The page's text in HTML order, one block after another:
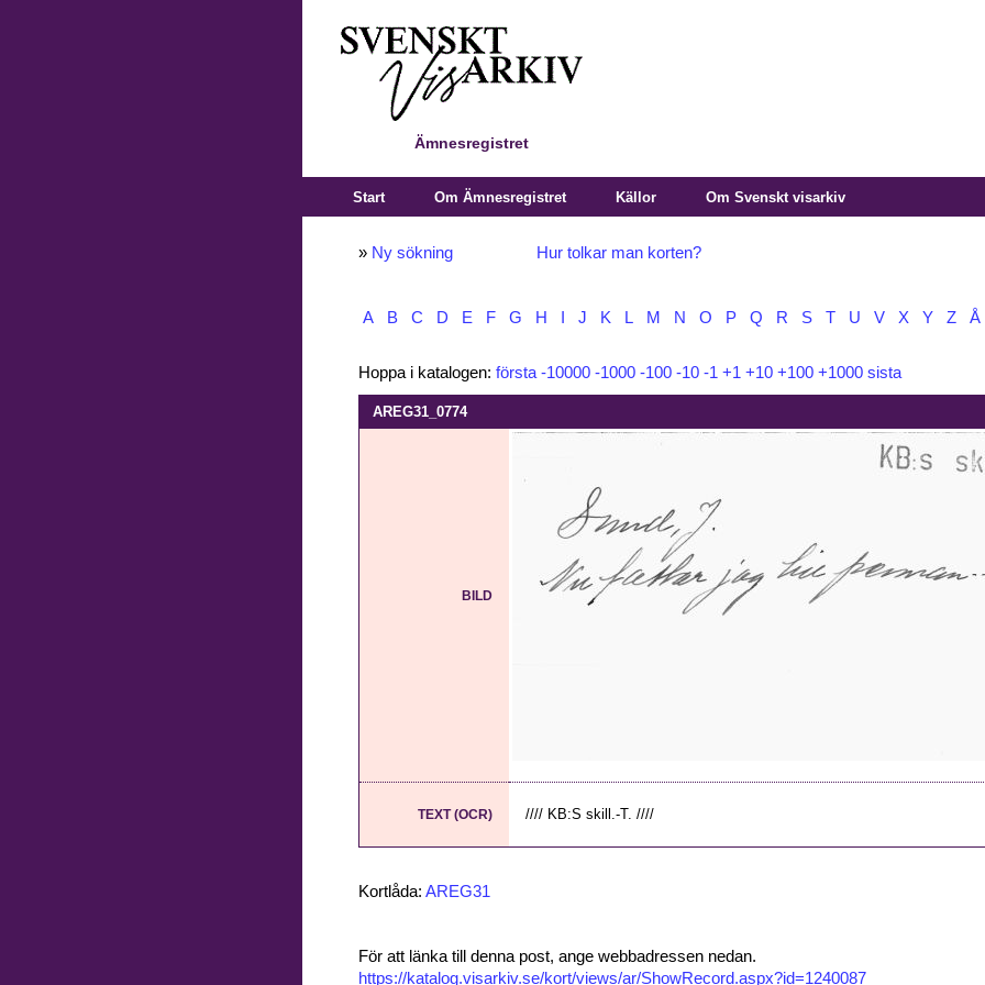
Ämnesregistret
Start Om Ämnesregistret Källor Om Svenskt visarkiv
» Ny sökning Hur tolkar man korten?
A B C D E F G H J K L M N O P Q R S T U V X Y Z Å
Hoppa i katalogen: första -10000 -1000 -100 -10 -1 +1 +10 +100 +1000 sista
AREG31_0774
BILD
TEXT (OCR) //// KB:S skill.-T. ////
Kortlåda: AREG31
För att länka till denna post, ange webbadressen nedan.
https://katalog.visarkiv.se/kort/views/ar/ShowRecord.aspx?id=1240087